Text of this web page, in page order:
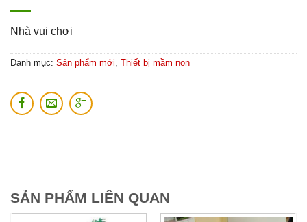
Nhà vui chơi
Danh mục: Sản phẩm mới Thiết bị mầm non
SẢN PHẨM LIÊN QUAN